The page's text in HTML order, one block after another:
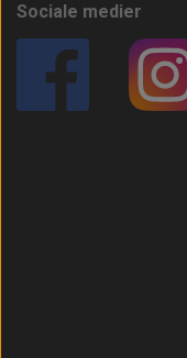
Sociale medier